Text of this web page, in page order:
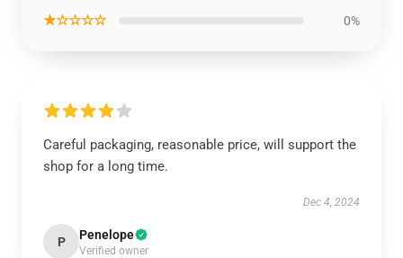
★☆☆☆☆ 0%
Careful packaging, reasonable price, will support the
shop for a long time.
Dec 4, 2024
P Penelope
Verified owner